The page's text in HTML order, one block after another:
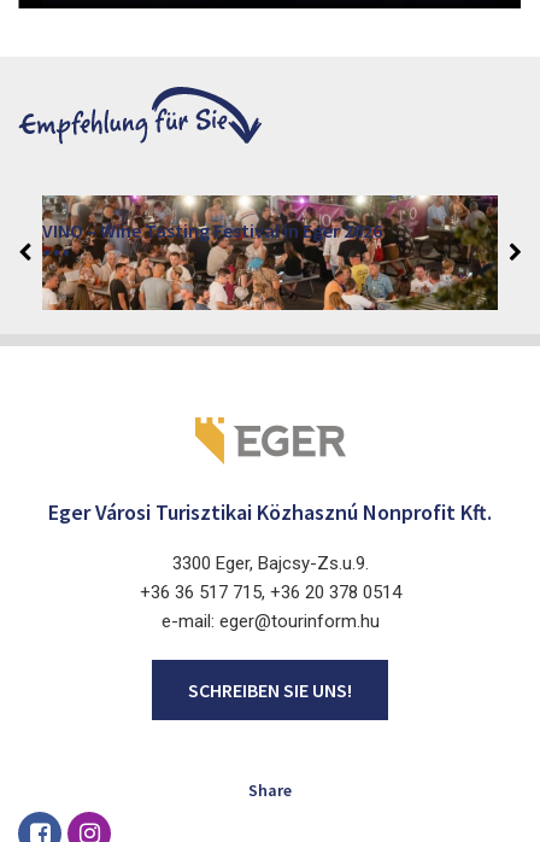
VINO – Wine Tasting Festival in Eger 2026
2026. August 12 - 17.
Eger 3300, Dobó István tér
Eger Városi Turisztikai Közhasznú Nonprofit Kft.
3300 Eger, Bajcsy-Zs.u.9.
+36 36 517 715, +36 20 378 0514
e-mail: eger@tourinform.hu
SCHREIBEN SIE UNS!
Share